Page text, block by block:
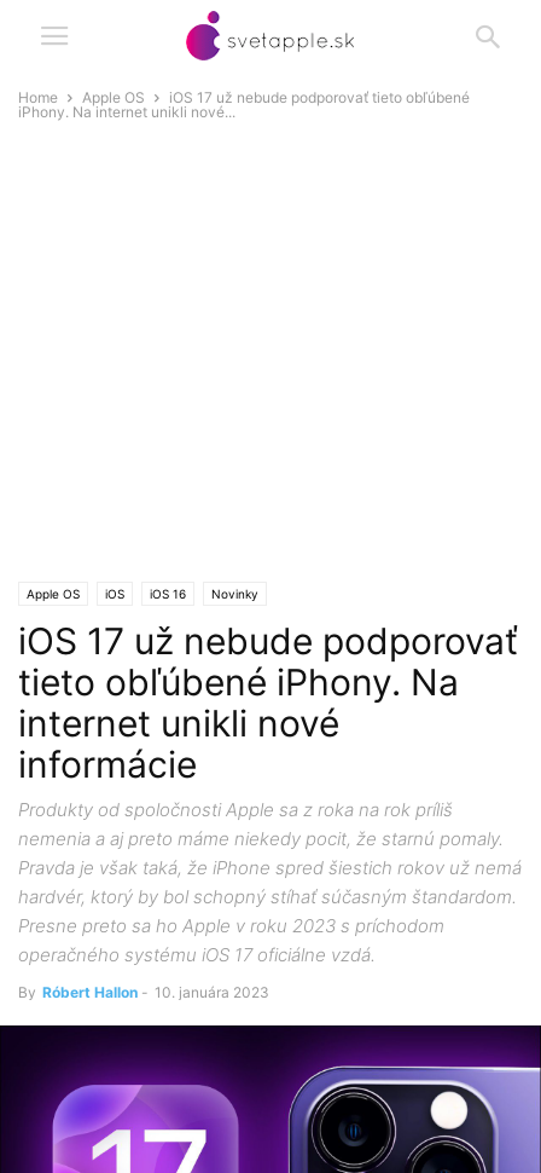
Home Apple OS
iOS 17 už nebude podporovať tieto obľúbené
iPhony. Na internet unikli nové...
Apple OS iOS iOS 16 Novinky
iOS 17 už nebude podporovať
tieto obľúbené iPhony. Na
internet unikli nové
informácie
Produkty od spoločnosti Apple sa z roka na rok príliš
nemenia a aj preto máme niekedy pocit, že starnú pomaly.
Pravda je však taká, že iPhone spred šiestich rokov už nemá
hardvér, ktorý by bol schopný stíhať súčasným štandardom.
Presne preto sa ho Apple v roku 2023 s príchodom
operačného systému iOS 17 oficiálne vzdá.
By Róbert Hallon - 10. januára 2023